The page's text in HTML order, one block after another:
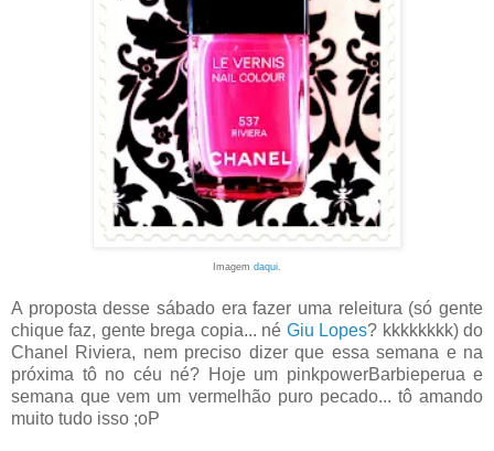
Imagem daqui
A proposta desse sábado era fazer uma releitura (só gente
chique faz, gente brega copia... né Giu Lopes? kkkkkkkk) do
Chanel Riviera, nem preciso dizer que essa semana e na
próxima tô no céu né? Hoje um pinkpowerBarbieperua e
semana que vem um vermelhão puro pecado... tô amando
muito tudo isso ;oP